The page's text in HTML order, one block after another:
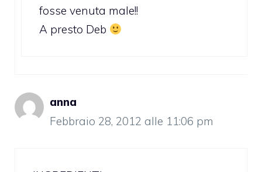
fosse venuta male!!
A presto Deb
anna
Febbraio 28, 2012 alle 11:06 pm